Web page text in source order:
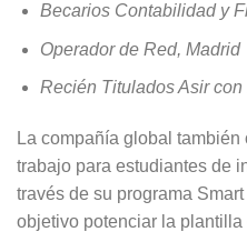
Becarios Contabilidad y
Operador de Red, Madrid
Recién Titulados Asir
La compañía global también
trabajo para estudiantes de
través de su programa
objetivo potenciar la